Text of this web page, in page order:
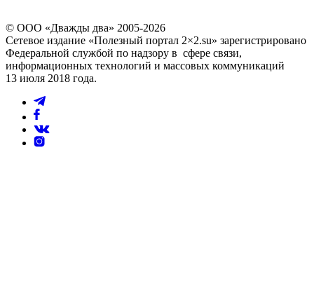
© ООО «Дважды два» 2005-2026
Сетевое издание «Полезный портал 2×2.su» зарегистрировано
Федеральной службой по надзору в сфере связи,
информационных технологий и массовых коммуникаций
13 июля 2018 года.